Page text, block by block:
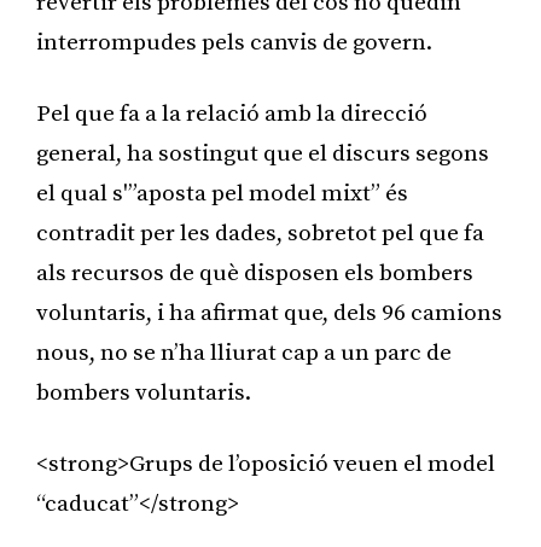
interrompudes pels canvis de govern.
Pel que fa a la relació amb la direcció
general, ha sostingut que el discurs segons
el qual s'”aposta pel model mixt” és
contradit per les dades, sobretot pel que fa
als recursos de què disposen els bombers
voluntaris, i ha afirmat que, dels 96 camions
nous, no se n’ha lliurat cap a un parc de
bombers voluntaris.
<strong>Grups de l’oposició veuen el model
“caducat”</strong>